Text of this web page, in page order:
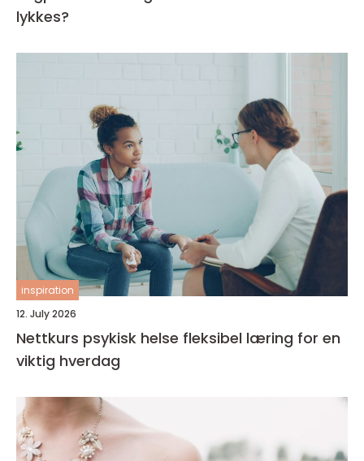
lykkes?
inspiration
12. July 2026
Nettkurs psykisk helse fleksibel læring for en
viktig hverdag